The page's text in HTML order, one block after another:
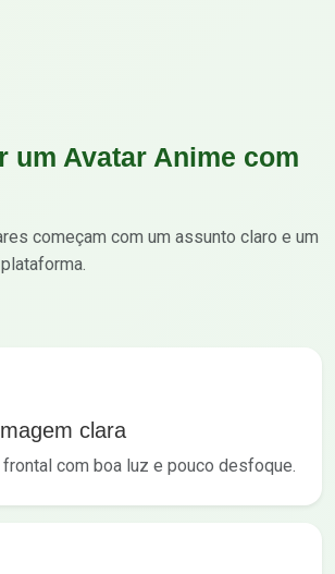
um Avatar Anime com
começam com um assunto claro e um
clara
com boa luz e pouco desfoque.